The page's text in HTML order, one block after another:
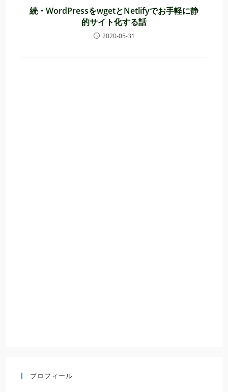
続・WordPressをwgetとNetlifyでお手軽に静
的サイト化する話
2020-05-31
プロフィール